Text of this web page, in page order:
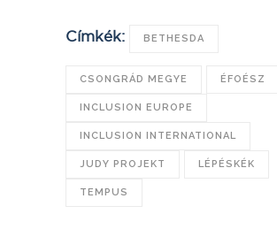
Címkék: BETHESDA
CSONGRÁD MEGYE ÉFOÉSZ
INCLUSION EUROPE
INCLUSION INTERNATIONAL
JUDY PROJEKT LÉPÉSKÉK
TEMPUS